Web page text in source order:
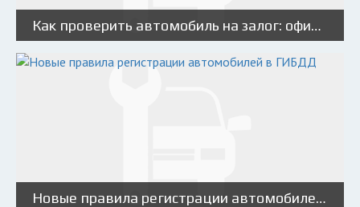
Как проверить автомобиль на залог: официальный реестр залогов автомобилей
Новые правила регистрации автомобилей в ГИБДД